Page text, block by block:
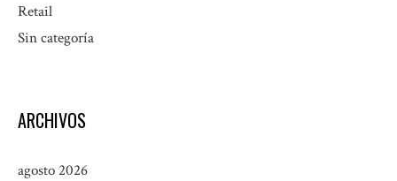
Retail
Sin categoría
ARCHIVOS
agosto 2026